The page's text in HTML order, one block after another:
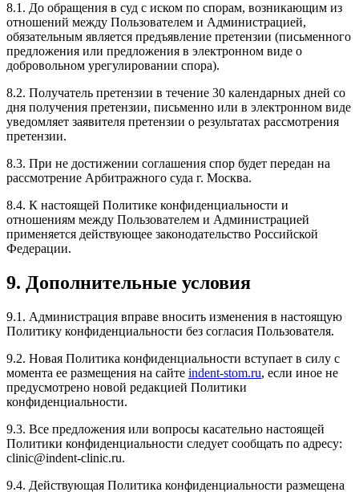
8.1. До обращения в суд с иском по спорам, возникающим из
отношений между Пользователем и Администрацией,
обязательным является предъявление претензии (письменного
предложения или предложения в электронном виде о
добровольном урегулировании спора).
8.2. Получатель претензии в течение 30 календарных дней со
дня получения претензии, письменно или в электронном виде
уведомляет заявителя претензии о результатах рассмотрения
претензии.
8.3. При не достижении соглашения спор будет передан на
рассмотрение Арбитражного суда г. Москва.
8.4. К настоящей Политике конфиденциальности и
отношениям между Пользователем и Администрацией
применяется действующее законодательство Российской
Федерации.
9. Дополнительные условия
9.1. Администрация вправе вносить изменения в настоящую
Политику конфиденциальности без согласия Пользователя.
9.2. Новая Политика конфиденциальности вступает в силу с
момента ее размещения на сайте indent-stom.ru, если иное не
предусмотрено новой редакцией Политики
конфиденциальности.
9.3. Все предложения или вопросы касательно настоящей
Политики конфиденциальности следует сообщать по адресу:
clinic@indent-clinic.ru.
9.4. Действующая Политика конфиденциальности размещена